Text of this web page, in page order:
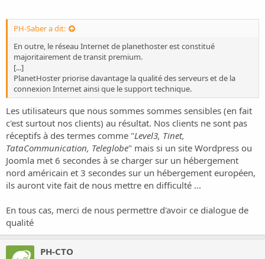
PH-Saber a dit:
En outre, le réseau Internet de planethoster est constitué
majoritairement de transit premium.
[...]
PlanetHoster priorise davantage la qualité des serveurs et de la
connexion Internet ainsi que le support technique.
Les utilisateurs que nous sommes sommes sensibles (en fait
c'est surtout nos clients) au résultat. Nos clients ne sont pas
réceptifs à des termes comme "Level3, Tinet,
TataCommunication, Teleglobe" mais si un site Wordpress ou
Joomla met 6 secondes à se charger sur un hébergement
nord américain et 3 secondes sur un hébergement européen,
ils auront vite fait de nous mettre en difficulté ...
En tous cas, merci de nous permettre d'avoir ce dialogue de
qualité
PH-CTO